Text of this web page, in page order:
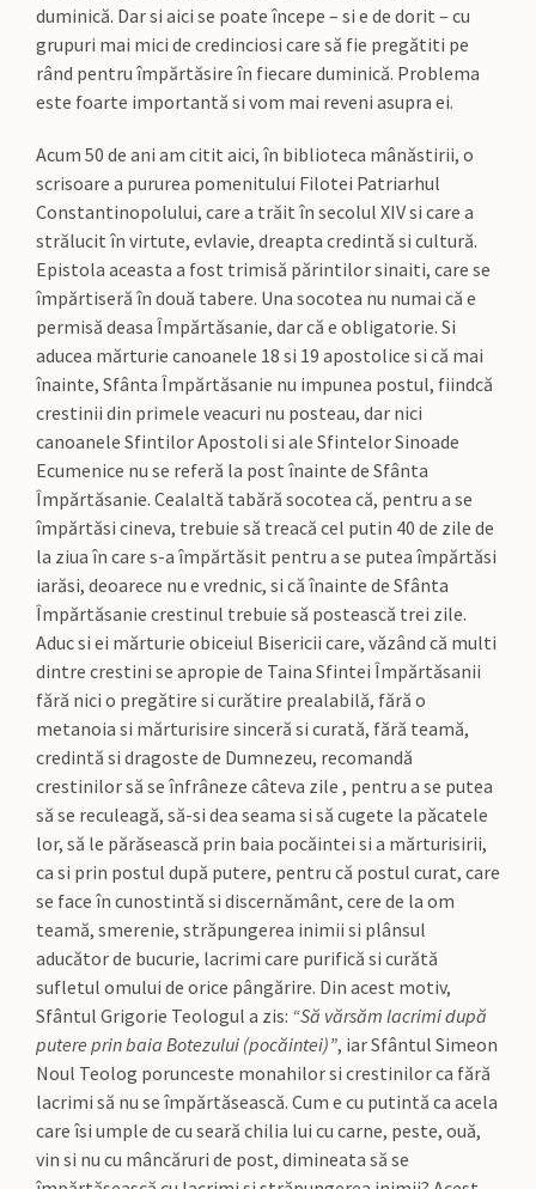
duminică. Dar si aici se poate începe – si e de dorit – cu
grupuri mai mici de credinciosi care să fie pregătiti pe
rând pentru împărtăsire în fiecare duminică. Problema
este foarte importantă si vom mai reveni asupra ei.
Acum 50 de ani am citit aici, în biblioteca mânăstirii, o
scrisoare a pururea pomenitului Filotei Patriarhul
Constantinopolului, care a trăit în secolul XIV si care a
strălucit în virtute, evlavie, dreapta credintă si cultură.
Epistola aceasta a fost trimisă părintilor sinaiti, care se
împărtiseră în două tabere. Una socotea nu numai că e
permisă deasa Împărtăsanie, dar că e obligatorie. Si
aducea mărturie canoanele 18 si 19 apostolice si că mai
înainte, Sfânta Împărtăsanie nu impunea postul, fiindcă
crestinii din primele veacuri nu posteau, dar nici
canoanele Sfintilor Apostoli si ale Sfintelor Sinoade
Ecumenice nu se referă la post înainte de Sfânta
Împărtăsanie. Cealaltă tabără socotea că, pentru a se
împărtăsi cineva, trebuie să treacă cel putin 40 de zile de
la ziua în care s-a împărtăsit pentru a se putea împărtăsi
iarăsi, deoarece nu e vrednic, si că înainte de Sfânta
Împărtăsanie crestinul trebuie să postească trei zile.
Aduc si ei mărturie obiceiul Bisericii care, văzând că multi
dintre crestini se apropie de Taina Sfintei Împărtăsanii
fără nici o pregătire si curătire prealabilă, fără o
metanoia si mărturisire sinceră si curată, fără teamă,
credintă si dragoste de Dumnezeu, recomandă
crestinilor să se înfrâneze câteva zile , pentru a se putea
să se reculeagă, să-si dea seama si să cugete la păcatele
lor, să le părăsească prin baia pocăintei si a mărturisirii,
ca si prin postul după putere, pentru că postul curat, care
se face în cunostintă si discernământ, cere de la om
teamă, smerenie, străpungerea inimii si plânsul
aducător de bucurie, lacrimi care purifică si curătă
sufletul omului de orice pângărire. Din acest motiv,
Sfântul Grigorie Teologul a zis: “Să vărsăm lacrimi după
putere prin baia Botezului (pocăintei)”, iar Sfântul Simeon
Noul Teolog porunceste monahilor si crestinilor ca fără
lacrimi să nu se împărtăsească. Cum e cu putintă ca acela
care îsi umple de cu seară chilia lui cu carne, peste, ouă,
vin si nu cu mâncăruri de post, dimineata să se